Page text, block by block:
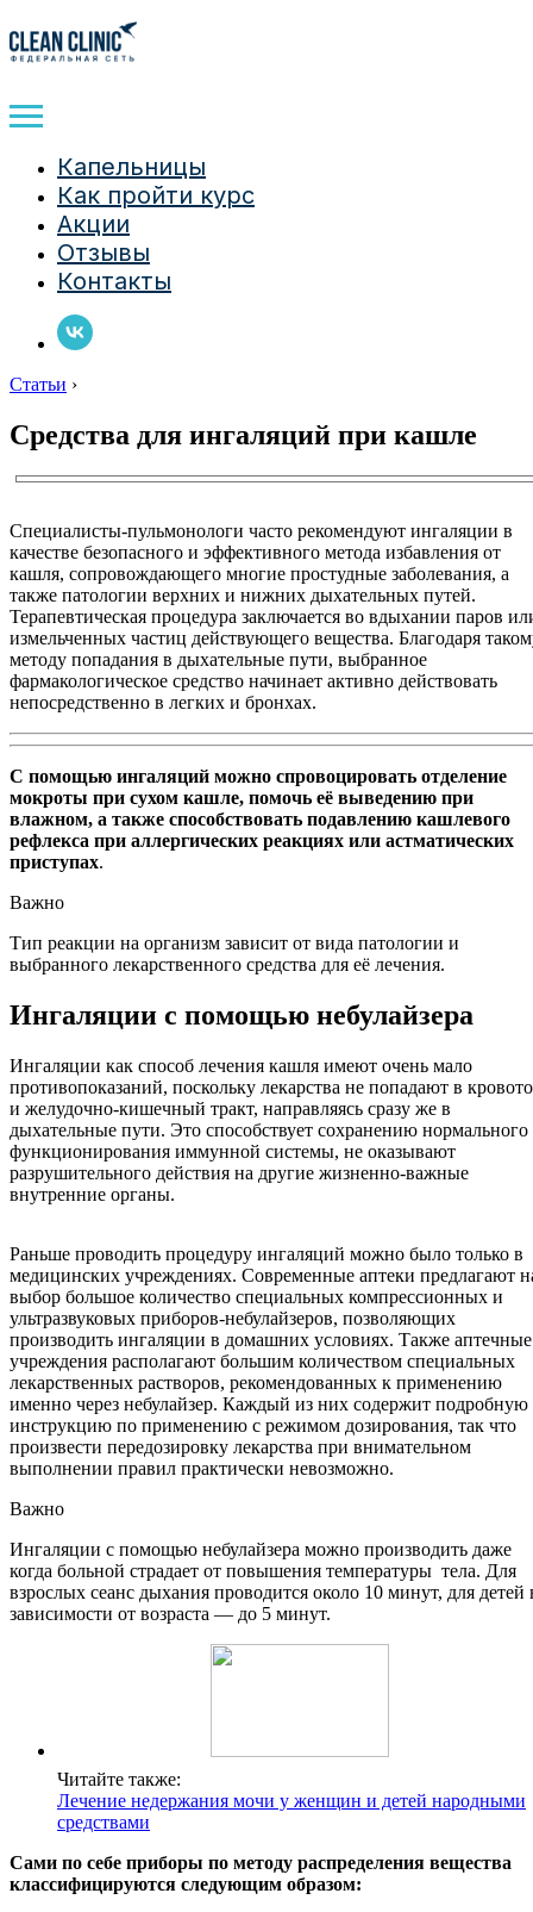
Капельницы
Как пройти курс
Акции
Отзывы
Контакты
Статьи ›
Средства для ингаляций при кашле
Специалисты-пульмонологи часто рекомендуют ингаляции в
качестве безопасного и эффективного метода избавления от
кашля, сопровождающего многие простудные заболевания, а
также патологии верхних и нижних дыхательных путей.
Терапевтическая процедура заключается во вдыхании паров
измельченных частиц действующего вещества. Благодаря
методу попадания в дыхательные пути, выбранное
фармакологическое средство начинает активно действовать
непосредственно в легких и бронхах.
С помощью ингаляций можно спровоцировать отделение
мокроты при сухом кашле, помочь её выведению при
влажном, а также способствовать подавлению кашлевого
рефлекса при аллергических реакциях или астматических
приступах.
Важно
Тип реакции на организм зависит от вида патологии и
выбранного лекарственного средства для её лечения.
Ингаляции с помощью небулайзера
Ингаляции как способ лечения кашля имеют очень мало
противопоказаний, поскольку лекарства не попадают в
и желудочно-кишечный тракт, направляясь сразу же в
дыхательные пути. Это способствует сохранению нормального
функционирования иммунной системы, не оказывают
разрушительного действия на другие жизненно-важные
внутренние органы.
Раньше проводить процедуру ингаляций можно было только в
медицинских учреждениях. Современные аптеки предлагают
выбор большое количество специальных компрессионных и
ультразвуковых приборов-небулайзеров, позволяющих
производить ингаляции в домашних условиях. Также аптечные
учреждения располагают большим количеством специальных
лекарственных растворов, рекомендованных к применению
именно через небулайзер. Каждый из них содержит подробную
инструкцию по применению с режимом дозирования, так что
произвести передозировку лекарства при внимательном
выполнении правил практически невозможно.
Важно
Ингаляции с помощью небулайзера можно производить даже
когда больной страдает от повышения температуры тела. Для
взрослых сеанс дыхания проводится около 10 минут, для детей
зависимости от возраста — до 5 минут.
Читайте также:
Лечение недержания мочи у женщин и детей народными
средствами
Сами по себе приборы по методу распределения вещества
классифицируются следующим образом: